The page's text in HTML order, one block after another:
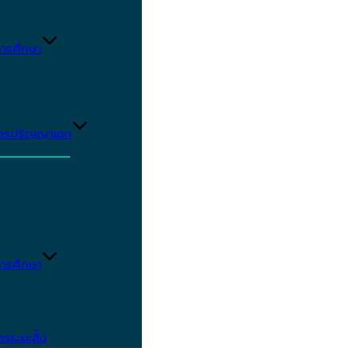
รศึกษา
รปริญญาเอก
รศึกษา
ระยะสั้น